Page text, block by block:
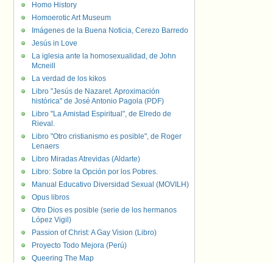
Homo History
Homoerotic Art Museum
Imágenes de la Buena Noticia, Cerezo Barredo
Jesús in Love
La iglesia ante la homosexualidad, de John
Mcneill
La verdad de los kikos
Libro "Jesús de Nazaret. Aproximación
histórica" de José Antonio Pagola (PDF)
Libro "La Amistad Espiritual", de Elredo de
Rieval.
Libro "Otro cristianismo es posible", de Roger
Lenaers
Libro Miradas Atrevidas (Aldarte)
Libro: Sobre la Opción por los Pobres.
Manual Educativo Diversidad Sexual (MOVILH)
Opus libros
Otro Dios es posible (serie de los hermanos
López Vigil)
Passion of Christ: A Gay Vision (Libro)
Proyecto Todo Mejora (Perú)
Queering The Map